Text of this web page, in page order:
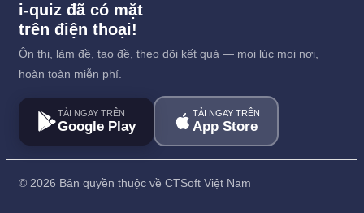
i-quiz đã có mặt
trên điện thoại!
Ôn thi, làm đề, tạo đề, theo dõi kết quả — mọi lúc mọi nơi,
hoàn toàn miễn phí.
TẢI NGAY TRÊN
Google Play
TẢI NGAY TRÊN
App Store
© 2026 Bản quyền thuộc về CTSoft Việt Nam